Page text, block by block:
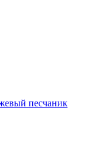
песчаник